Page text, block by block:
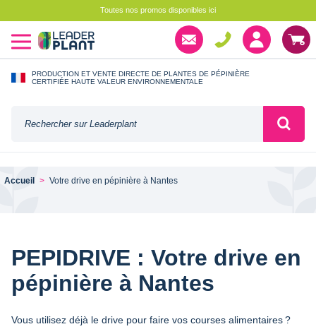
Toutes nos promos disponibles ici
PRODUCTION ET VENTE DIRECTE DE PLANTES DE PÉPINIÈRE
CERTIFIÉE HAUTE VALEUR ENVIRONNEMENTALE
Accueil Votre drive en pépinière à Nantes
PEPIDRIVE : Votre drive en
pépinière à Nantes
Vous utilisez déjà le drive pour faire vos courses alimentaires ?